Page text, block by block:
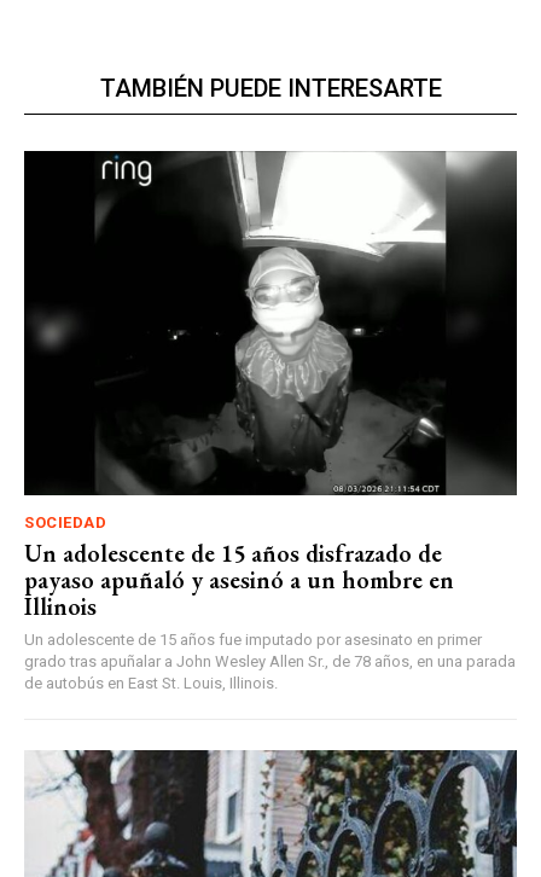
TAMBIÉN PUEDE INTERESARTE
SOCIEDAD
Un adolescente de 15 años disfrazado de
payaso apuñaló y asesinó a un hombre en
Illinois
Un adolescente de 15 años fue imputado por asesinato en primer
grado tras apuñalar a John Wesley Allen Sr., de 78 años, en una parada
de autobús en East St. Louis, Illinois.